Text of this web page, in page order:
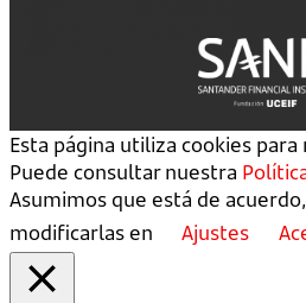
Esta página utiliza cookies
Puede consultar nuestra
Asumimos que está de
modificarlas en
Ajustes